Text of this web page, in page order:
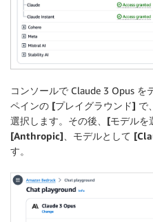
コンソールで Claude 3 Opus を
ペインの [プレイグラウンド] で、
選択します。その後、 [モデルを
[Anthropic] 、モデルとして
す。